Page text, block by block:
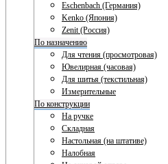
Eschenbach (Германия)
Kenko (Япония)
Zenit (Россия)
По назначению
Для чтения (просмотровая)
Ювелирная (часовая)
Для шитья (текстильная)
Измерительные
По конструкции
На ручке
Складная
Настольная (на штативе)
Налобная